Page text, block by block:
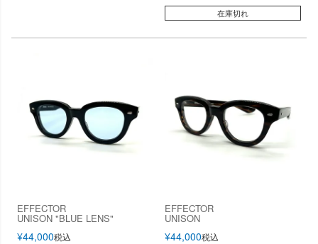
在庫切れ
EFFECTOR
UNISON "BLUE LENS"
¥44,000税込
EFFECTOR
UNISON
¥44,000税込